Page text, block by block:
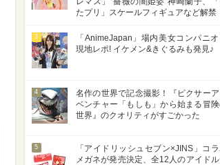
たプリ」スケールフィギュアなど解禁
3
「AnimeJapan」場内美女コンパニ
現地レポ! イケメン&きぐるみも発見♪
4
名作の世界で記念撮影！『ピクサーア
ベンチャー「もしも」から始まる冒
世界』のクオリティがすごかった
5
「アイドリッシュセブン×JINS」コ
メガネが発売決定、全12人のアイド